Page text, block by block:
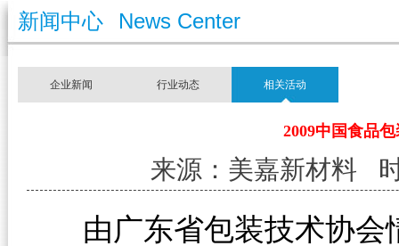
新闻中心 News Center
企业新闻 行业动态 相关活动
2009中国食品
来源：美嘉新材料
由广东省包装技术协会